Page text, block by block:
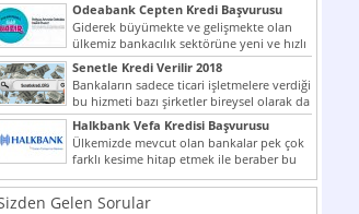
Odeabank Cepten Kredi Başvurusu
KREDIM 8444
Giderek büyümekte ve gelişmekte olan
ülkemiz bankacılık sektörüne yeni ve hızlı
bir giriş yapmış olan...
Senetle Kredi Verilir 2018
Bankaların sadece ticari işletmelere verdiği
bu hizmeti bazı şirketler bireysel olarak da
vermektedir. Senetle kredi...
Halkbank Vefa Kredisi Başvurusu
Ülkemizde mevcut olan bankalar pek çok
farklı kesime hitap etmek ile beraber bu
noktada son...
Gelen Sorular